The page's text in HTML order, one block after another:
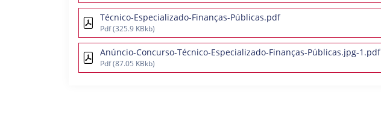
Técnico-Especializado-Finanças-Públicas.pdf
Pdf(325.9 KBkb)
Anúncio-Concurso-Técnico-Especializado-Finanças-Públicas.jpg-1.pdf
Pdf(87.05 KBkb)